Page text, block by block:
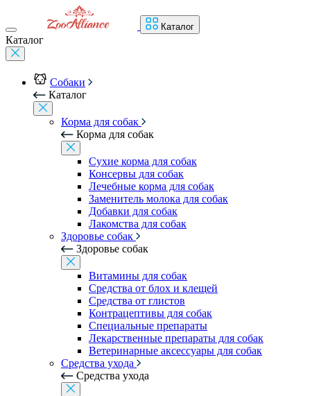
Каталог
Каталог
Собаки
Каталог
Корма для собак
Корма для собак
Сухие корма для собак
Консервы для собак
Лечебные корма для собак
Заменитель молока для собак
Добавки для собак
Лакомства для собак
Здоровье собак
Здоровье собак
Витамины для собак
Средства от блох и клещей
Средства от глистов
Контрацептивы для собак
Специальные препараты
Лекарственные препараты для собак
Ветеринарные аксессуары для собак
Средства ухода
Средства ухода